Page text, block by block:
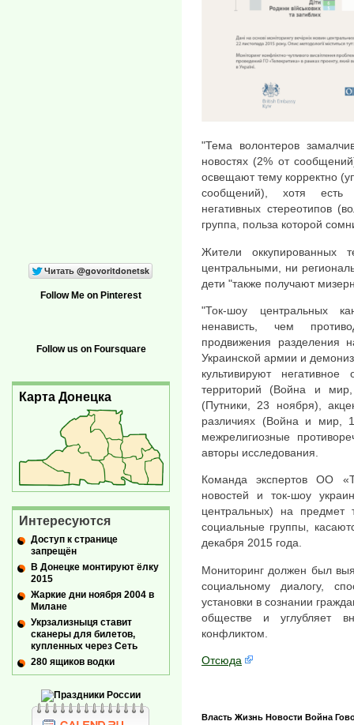
"Тема волонтеров
новостях (2% от
освещают тему корректно
сообщений), хотя есть
негативных стереотипов
группа, польза которой
Жители оккупированных
центральными, ни
дети "также получают
"Ток-шоу центральных
ненависть, чем
продвижения разделения
Украинской армии и
культивируют
территорий (Война и
(Путники, 23 ноября),
различиях (Война и мир,
межрелигиозные
авторы исследования.
Команда экспертов ОО
новостей и ток-шоу
центральных) на предмет
социальные группы,
декабря 2015 года.
Мониторинг должен был
социальному диалогу,
установки в сознании
обществе и углубляет
конфликтом.
Отсюда
Власть Жизнь Новости Война
Follow Me on Pinterest
Follow us on Foursquare
Карта Донецка
Интересуются
Доступ к странице
запрещён
В Донецке монтируют ёлку
2015
Жаркие дни ноября 2004 в
Милане
Укрзализныця ставит
сканеры для билетов,
купленных через Сеть
280 ящиков водки